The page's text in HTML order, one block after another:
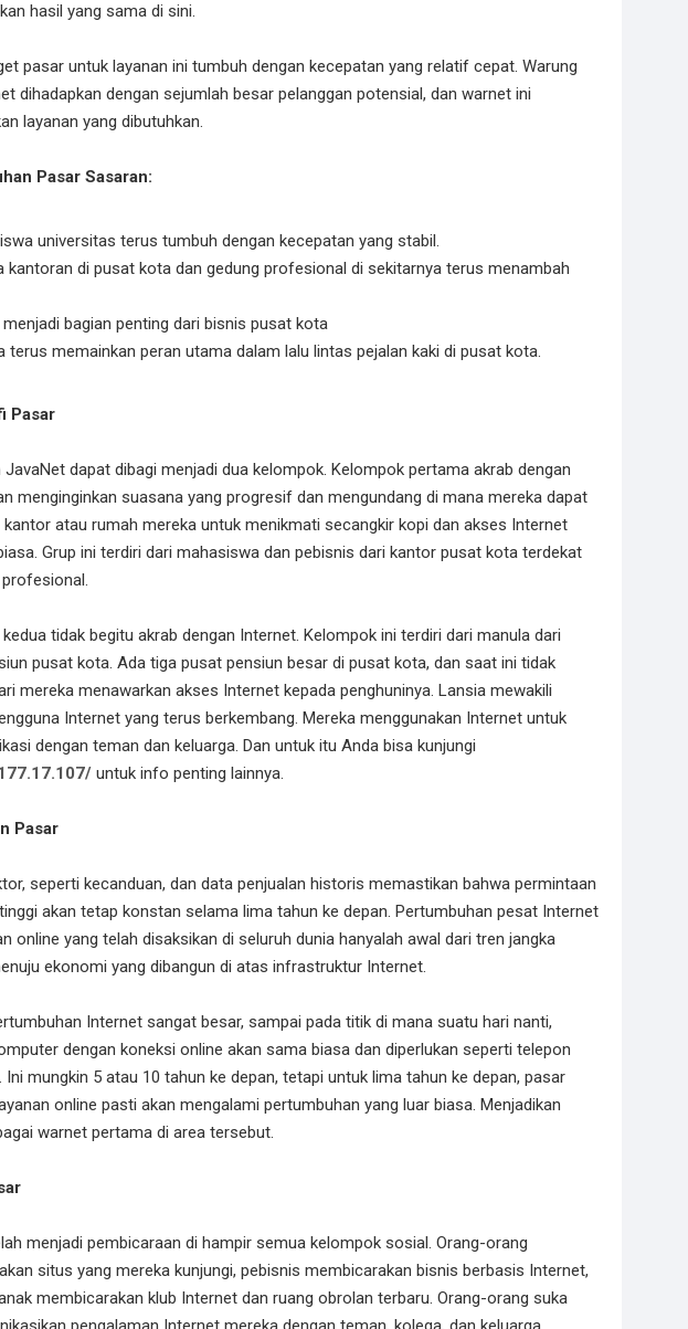
hasil yang sama di sini.
pasar untuk layanan ini tumbuh dengan kecepatan yang relatif cepat. Warung
dihadapkan dengan sejumlah besar pelanggan potensial, dan warnet ini
layanan yang dibutuhkan.
Pasar Sasaran:
universitas terus tumbuh dengan kecepatan yang stabil.
kantoran di pusat kota dan gedung profesional di sekitarnya terus menambah
bagian penting dari bisnis pusat kota
terus memainkan peran utama dalam lalu lintas pejalan kaki di pusat kota.
Pasar
JavaNet dapat dibagi menjadi dua kelompok. Kelompok pertama akrab dengan
menginginkan suasana yang progresif dan mengundang di mana mereka dapat
kantor atau rumah mereka untuk menikmati secangkir kopi dan akses Internet
Grup ini terdiri dari mahasiswa dan pebisnis dari kantor pusat kota terdekat
tidak begitu akrab dengan Internet. Kelompok ini terdiri dari manula dari
pusat kota. Ada tiga pusat pensiun besar di pusat kota, dan saat ini tidak
mereka menawarkan akses Internet kepada penghuninya. Lansia mewakili
Internet yang terus berkembang. Mereka menggunakan Internet untuk
dengan teman dan keluarga. Dan untuk itu Anda bisa kunjungi
untuk info penting lainnya.
Pasar
seperti kecanduan, dan data penjualan historis memastikan bahwa permintaan
akan tetap konstan selama lima tahun ke depan. Pertumbuhan pesat Internet
online yang telah disaksikan di seluruh dunia hanyalah awal dari tren jangka
ekonomi yang dibangun di atas infrastruktur Internet.
Internet sangat besar, sampai pada titik di mana suatu hari nanti,
dengan koneksi online akan sama biasa dan diperlukan seperti telepon
mungkin 5 atau 10 tahun ke depan, tetapi untuk lima tahun ke depan, pasar
online pasti akan mengalami pertumbuhan yang luar biasa. Menjadikan
warnet pertama di area tersebut.
menjadi pembicaraan di hampir semua kelompok sosial. Orang-orang
situs yang mereka kunjungi, pebisnis membicarakan bisnis berbasis Internet,
membicarakan klub Internet dan ruang obrolan terbaru. Orang-orang suka